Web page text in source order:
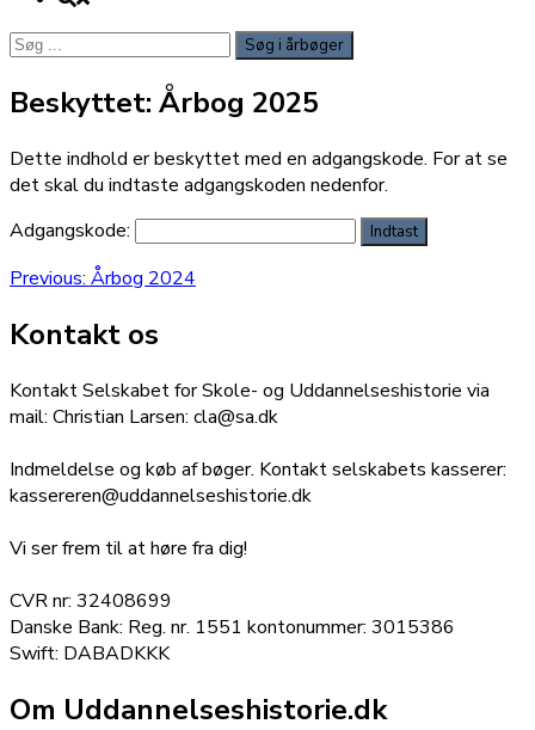
Søg
Beskyttet: Årbog 2025
Dette indhold er beskyttet med en adgangskode. For at se
det skal du indtaste adgangskoden nedenfor.
Adgangskode:
Indlægsnavigation
Previous: Previous
Årbog 2024
Kontakt os
Kontakt Selskabet for Skole- og Uddannelseshistorie via
mail: Christian Larsen: cla@sa.dk
Indmeldelse og køb af bøger. Kontakt selskabets kasserer:
kassereren@uddannelseshistorie.dk
Vi ser frem til at høre fra dig!
CVR nr: 32408699
Danske Bank: Reg. nr. 1551 kontonummer: 3015386
Swift: DABADKKK
Om Uddannelseshistorie.dk